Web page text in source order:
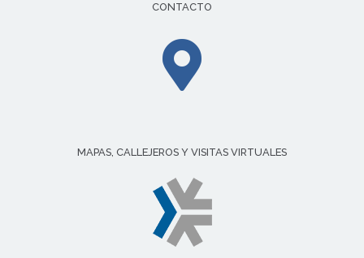
CONTACTO
MAPAS, CALLEJEROS Y VISITAS VIRTUALES